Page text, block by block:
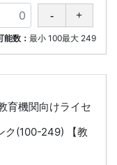
能数： 最小 100最大 249
育機関向けライセ
ク(100-249) 【教